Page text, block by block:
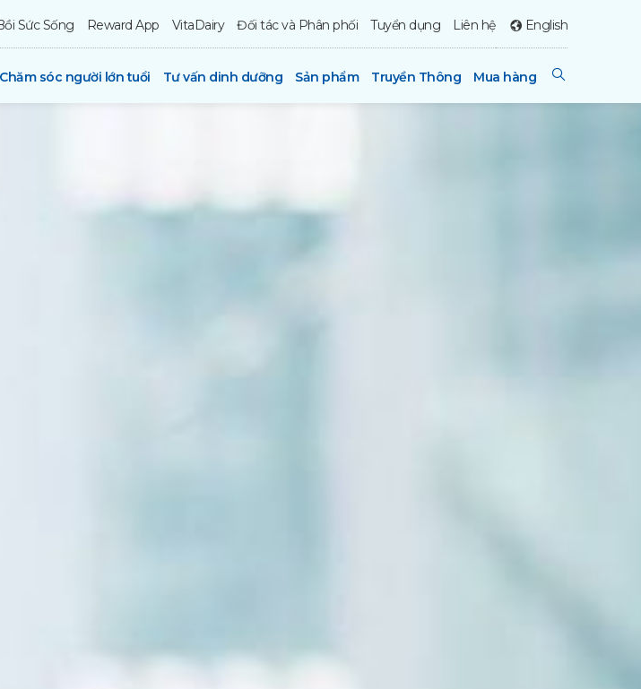
Sức Sống Reward App VitaDairy Đối tác và Phân phối Tuyển dụng Liên hệ English
Chăm sóc người lớn tuổi Tư vấn dinh dưỡng Sản phẩm Truyền Thông Mua hàng